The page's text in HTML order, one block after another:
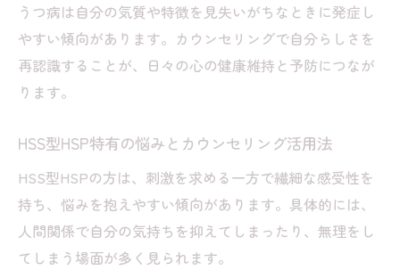
がまん強い人のためのセルフケア実践術
カウンセリング視点で実践するセルフケア
方法
カウンセリングで学ぶ自己理解と感情整理
のコツ
セルフケア習慣とカウンセリングの相乗効
果
うつ病は自分の気質や特徴を見失いがちなときに発症し
やすい傾向があります。カウンセリングで自分らしさを
再認識することが、日々の心の健康維持と予防につなが
ります。
HSS型HSP特有の悩みとカウンセリング活用法
HSS型HSPの方は、刺激を求める一方で繊細な感受性を
持ち、悩みを抱えやすい傾向があります。具体的には、
人間関係で自分の気持ちを抑えてしまったり、無理をし
てしまう場面が多く見られます。